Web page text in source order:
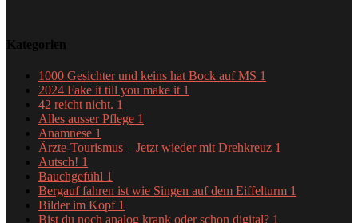
Kategorien
1000 Gesichter und keins hat Bock auf MS 1
2024 Fake it till you make it 1
42 reicht nicht. 1
Alles ausser Pflege 1
Anamnese 1
Ärzte-Tourismus – Jetzt wieder mit Drehkreuz 1
Autsch! 1
Bauchgefühl 1
Bergauf fahren ist wie Singen auf dem Eiffelturm 1
Bilder im Kopf 1
Bist du noch analog krank oder schon digital? 1